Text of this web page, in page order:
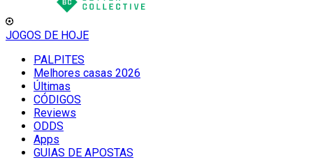
JOGOS DE HOJE
PALPITES
Melhores casas 2026
Últimas
CÓDIGOS
Reviews
ODDS
Apps
GUIAS DE APOSTAS